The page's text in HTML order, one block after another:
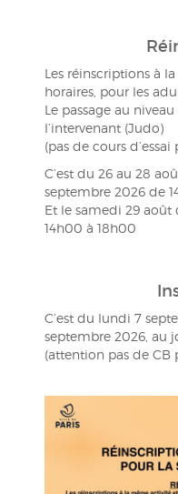
Les réinscriptions à
horaires, pour les
Le passage au
l’intervenant (Judo)
(pas de cours
C’est du 26 au 28
septembre 2026 de
Et le samedi 29 août
14h00 à 18h00
C’est du lundi 7
septembre 2026, au
(attention pas de CB